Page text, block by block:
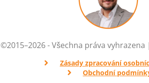
©2015–2026 - Všechna práva
Zásady zpracování
Obchodní